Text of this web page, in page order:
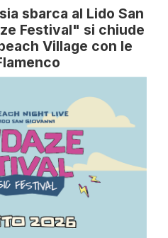
sbarca al Lido San
Festival" si chiude
Village con le